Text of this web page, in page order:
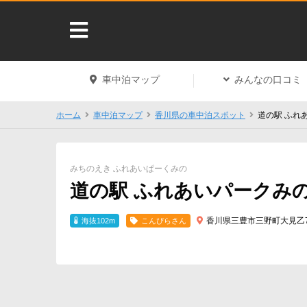
車中泊マップ みんなの口コミ
ホーム 車中泊マップ 香川県の車中泊スポット 道の駅 ふれ
みちのえき ふれあいぱーくみの
道の駅 ふれあいパークみ
海抜102m こんぴらさん 香川県三豊市三野町大見乙